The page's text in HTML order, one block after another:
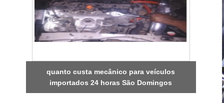
quanto custa mecânico para veículos
importados 24 horas São Domingos